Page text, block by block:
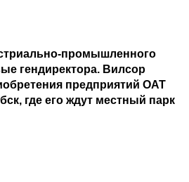
промышленного
гендиректора. Вилсор
предприятий ОАТ
где его ждут местный парк